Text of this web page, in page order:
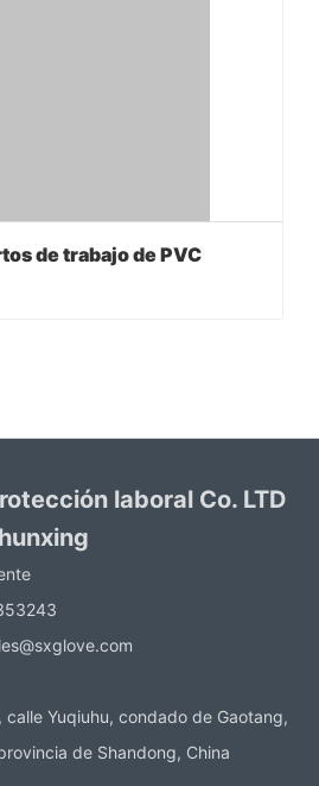
de trabajo de PVC
laboral Co. LTD
calle Yuqiuhu, condado de Gaotang,
de Shandong, China